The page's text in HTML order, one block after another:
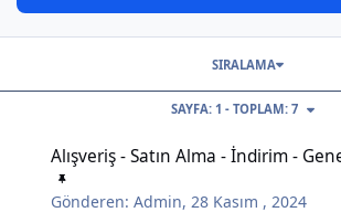
SAYFA: 1 - TOPLAM: 7
SIRALAMA
Alışveriş - Satın Alma - İndirim -
Gönderen:Admin,28 Kasım , 2024